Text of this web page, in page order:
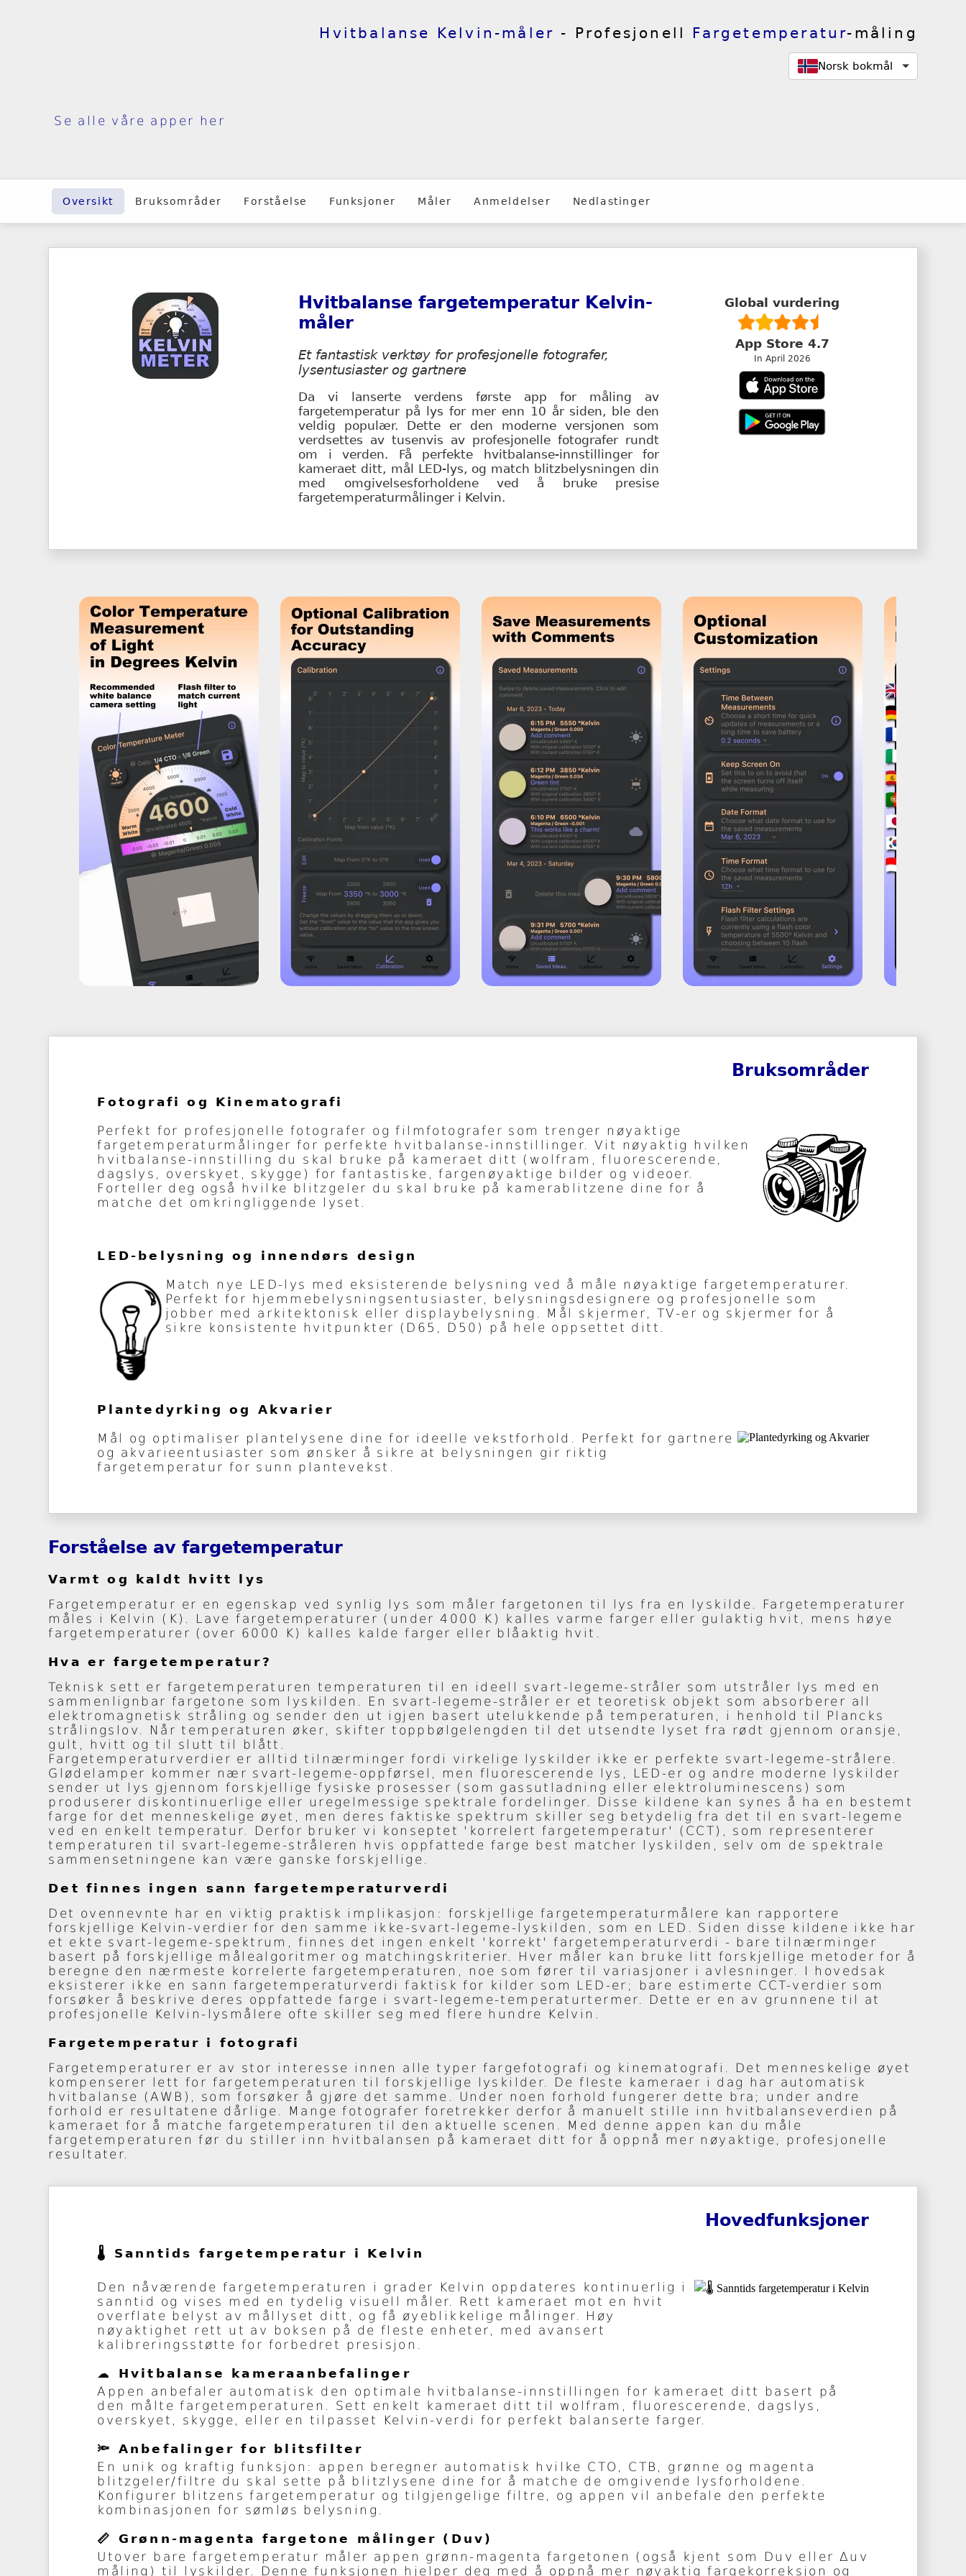
Hvitbalanse Kelvin-måler - Profesjonell Fargetemperatur-måling
Norsk bokmål
Se alle våre apper her
Oversikt Bruksområder Forståelse Funksjoner Måler Anmeldelser Nedlastinger
Hvitbalanse fargetemperatur Kelvin-
måler
Et fantastisk verktøy for profesjonelle fotografer,
lysentusiaster og gartnere
Da vi lanserte verdens første app for måling av
fargetemperatur på lys for mer enn 10 år siden, ble den
veldig populær. Dette er den moderne versjonen som
verdsettes av tusenvis av profesjonelle fotografer rundt
om i verden. Få perfekte hvitbalanse-innstillinger for
kameraet ditt, mål LED-lys, og match blitzbelysningen din
med omgivelsesforholdene ved å bruke presise
fargetemperaturmålinger i Kelvin.
Global vurdering
App Store 4.7
In April 2026
Bruksområder
Fotografi og Kinematografi
Perfekt for profesjonelle fotografer og filmfotografer som trenger nøyaktige
fargetemperaturmålinger for perfekte hvitbalanse-innstillinger. Vit nøyaktig hvilken
hvitbalanse-innstilling du skal bruke på kameraet ditt (wolfram, fluorescerende,
dagslys, overskyet, skygge) for fantastiske, fargenøyaktige bilder og videoer.
Forteller deg også hvilke blitzgeler du skal bruke på kamerablitzene dine for å
matche det omkringliggende lyset.
LED-belysning og innendørs design
Match nye LED-lys med eksisterende belysning ved å måle nøyaktige fargetemperaturer.
Perfekt for hjemmebelysningsentusiaster, belysningsdesignere og profesjonelle som
jobber med arkitektonisk eller displaybelysning. Mål skjermer, TV-er og skjermer for å
sikre konsistente hvitpunkter (D65, D50) på hele oppsettet ditt.
Plantedyrking og Akvarier
Mål og optimaliser plantelysene dine for ideelle vekstforhold. Perfekt for gartnere
og akvarieentusiaster som ønsker å sikre at belysningen gir riktig
fargetemperatur for sunn plantevekst.
Forståelse av fargetemperatur
Varmt og kaldt hvitt lys
Fargetemperatur er en egenskap ved synlig lys som måler fargetonen til lys fra en lyskilde. Fargetemperaturer
måles i Kelvin (K). Lave fargetemperaturer (under 4000 K) kalles varme farger eller gulaktig hvit, mens høye
fargetemperaturer (over 6000 K) kalles kalde farger eller blåaktig hvit.
Hva er fargetemperatur?
Teknisk sett er fargetemperaturen temperaturen til en ideell svart-legeme-stråler som utstråler lys med en
sammenlignbar fargetone som lyskilden. En svart-legeme-stråler er et teoretisk objekt som absorberer all
elektromagnetisk stråling og sender den ut igjen basert utelukkende på temperaturen, i henhold til Plancks
strålingslov. Når temperaturen øker, skifter toppbølgelengden til det utsendte lyset fra rødt gjennom oransje,
gult, hvitt og til slutt til blått.
Fargetemperaturverdier er alltid tilnærminger fordi virkelige lyskilder ikke er perfekte svart-legeme-strålere.
Glødelamper kommer nær svart-legeme-oppførsel, men fluorescerende lys, LED-er og andre moderne lyskilder
sender ut lys gjennom forskjellige fysiske prosesser (som gassutladning eller elektroluminescens) som
produserer diskontinuerlige eller uregelmessige spektrale fordelinger. Disse kildene kan synes å ha en bestemt
farge for det menneskelige øyet, men deres faktiske spektrum skiller seg betydelig fra det til en svart-legeme
ved en enkelt temperatur. Derfor bruker vi konseptet 'korrelert fargetemperatur' (CCT), som representerer
temperaturen til svart-legeme-stråleren hvis oppfattede farge best matcher lyskilden, selv om de spektrale
sammensetningene kan være ganske forskjellige.
Det finnes ingen sann fargetemperaturverdi
Det ovennevnte har en viktig praktisk implikasjon: forskjellige fargetemperaturmålere kan rapportere
forskjellige Kelvin-verdier for den samme ikke-svart-legeme-lyskilden, som en LED. Siden disse kildene ikke har
et ekte svart-legeme-spektrum, finnes det ingen enkelt 'korrekt' fargetemperaturverdi - bare tilnærminger
basert på forskjellige målealgoritmer og matchingskriterier. Hver måler kan bruke litt forskjellige metoder for å
beregne den nærmeste korrelerte fargetemperaturen, noe som fører til variasjoner i avlesninger. I hovedsak
eksisterer ikke en sann fargetemperaturverdi faktisk for kilder som LED-er; bare estimerte CCT-verdier som
forsøker å beskrive deres oppfattede farge i svart-legeme-temperaturtermer. Dette er en av grunnene til at
profesjonelle Kelvin-lysmålere ofte skiller seg med flere hundre Kelvin.
Fargetemperatur i fotografi
Fargetemperaturer er av stor interesse innen alle typer fargefotografi og kinematografi. Det menneskelige øyet
kompenserer lett for fargetemperaturen til forskjellige lyskilder. De fleste kameraer i dag har automatisk
hvitbalanse (AWB), som forsøker å gjøre det samme. Under noen forhold fungerer dette bra; under andre
forhold er resultatene dårlige. Mange fotografer foretrekker derfor å manuelt stille inn hvitbalanseverdien på
kameraet for å matche fargetemperaturen til den aktuelle scenen. Med denne appen kan du måle
fargetemperaturen før du stiller inn hvitbalansen på kameraet ditt for å oppnå mer nøyaktige, profesjonelle
resultater.
Hovedfunksjoner
🌡️ Sanntids fargetemperatur i Kelvin
Den nåværende fargetemperaturen i grader Kelvin oppdateres kontinuerlig i
sanntid og vises med en tydelig visuell måler. Rett kameraet mot en hvit
overflate belyst av mållyset ditt, og få øyeblikkelige målinger. Høy
nøyaktighet rett ut av boksen på de fleste enheter, med avansert
kalibreringsstøtte for forbedret presisjon.
☁️ Hvitbalanse kameraanbefalinger
Appen anbefaler automatisk den optimale hvitbalanse-innstillingen for kameraet ditt basert på
den målte fargetemperaturen. Sett enkelt kameraet ditt til wolfram, fluorescerende, dagslys,
overskyet, skygge, eller en tilpasset Kelvin-verdi for perfekt balanserte farger.
🔦 Anbefalinger for blitsfilter
En unik og kraftig funksjon: appen beregner automatisk hvilke CTO, CTB, grønne og magenta
blitzgeler/filtre du skal sette på blitzlysene dine for å matche de omgivende lysforholdene.
Konfigurer blitzens fargetemperatur og tilgjengelige filtre, og appen vil anbefale den perfekte
kombinasjonen for sømløs belysning.
📏 Grønn-magenta fargetone målinger (Duv)
Utover bare fargetemperatur måler appen grønn-magenta fargetonen (også kjent som Duv eller Δuv
måling) til lyskilder. Denne funksjonen hjelper deg med å oppnå mer nøyaktig fargekorreksjon og